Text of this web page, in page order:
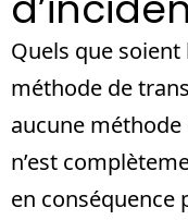
Quels que
méthode de
aucune
n’est
en conséquence